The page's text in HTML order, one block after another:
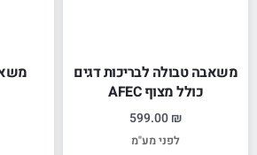
משאבה טבולה לבריכות דגים
כולל מצוף AFEC
599.00₪
לפני מע"מ